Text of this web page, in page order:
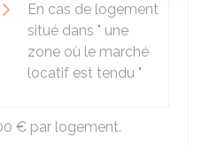
En cas de logement
situé dans " une
zone où le marché
locatif est tendu "
€ par logement.